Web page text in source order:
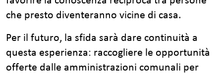
che presto diventeranno vicine di casa.
Per il futuro, la sfida sarà dare continuità a
questa esperienza: raccogliere le opportunità
offerte dalle amministrazioni comunali per